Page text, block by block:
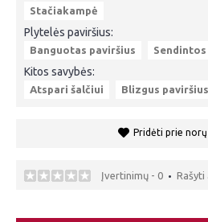
Stačiakampė
Plytelės paviršius:
Banguotas paviršius Sendintos
Kitos savybės:
Atspari šalčiui Blizgus paviršius
Pridėti prie norų
Įvertinimų - 0 • Rašyti